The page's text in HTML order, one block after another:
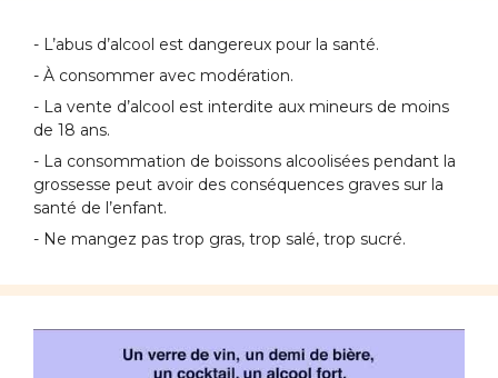
- L’abus d’alcool est dangereux pour la santé.
- À consommer avec modération.
- La vente d’alcool est interdite aux mineurs de moins
de 18 ans.
- La consommation de boissons alcoolisées pendant la
grossesse peut avoir des conséquences graves sur la
santé de l’enfant.
- Ne mangez pas trop gras, trop salé, trop sucré.